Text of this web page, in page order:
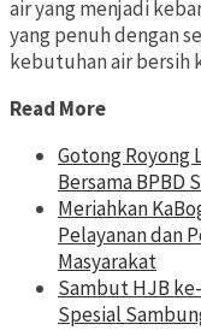
air yang menjadi
yang penuh dengan
kebutuhan air bersih
Read More
Gotong Royong
Bersama BPBD
Meriahkan
Pelayanan dan
Masyarakat
Sambut HJB
Spesial